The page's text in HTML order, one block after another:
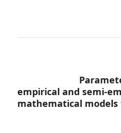
empirical and semi-
mathematical models